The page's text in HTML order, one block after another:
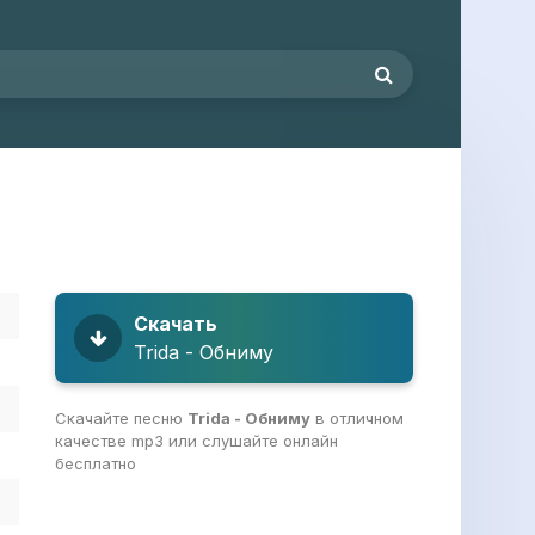
Скачать
Trida - Обниму
Скачайте песню Trida - Обниму в отличном
качестве mp3 или слушайте онлайн
бесплатно